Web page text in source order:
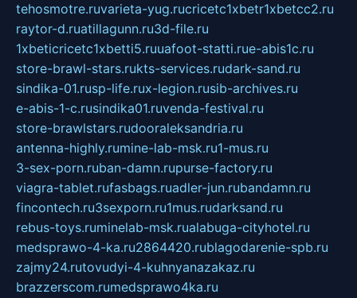
tehosmotre.ruvarieta-yug.rucricetc1xbetr1xbetcc2.ru
raytor-d.ruatillagunn.ru3d-file.ru
1xbeticricetc1xbetti5.ruuafoot-statti.rue-abis1c.ru
store-brawl-stars.rukts-services.rudark-sand.ru
sindika-01.rusp-life.rux-legion.rusib-archives.ru
e-abis-1-c.rusindika01.ruvenda-festival.ru
store-brawlstars.rudooraleksandria.ru
antenna-highly.rumine-lab-msk.ru1-mus.ru
3-sex-porn.ruban-damn.rupurse-factory.ru
viagra-tablet.rufasbags.ruadler-jun.rubandamn.ru
fincontech.ru3sexporn.ru1mus.rudarksand.ru
rebus-toys.ruminelab-msk.rualabuga-cityhotel.ru
medsprawo-4-ka.ru2864420.rublagodarenie-spb.ru
zajmy24.rutovudyi-4-kuhnyanazakaz.ru
brazzerscom.rumedsprawo4ka.ru